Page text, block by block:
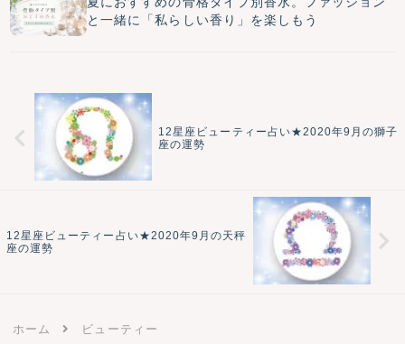
と一緒に「私らしい香り」を楽しもう
12星座ビューティー占い★2020年9月の獅子
座の運勢
12星座ビューティー占い★2020年9月の天秤
座の運勢
ホーム ビューティー